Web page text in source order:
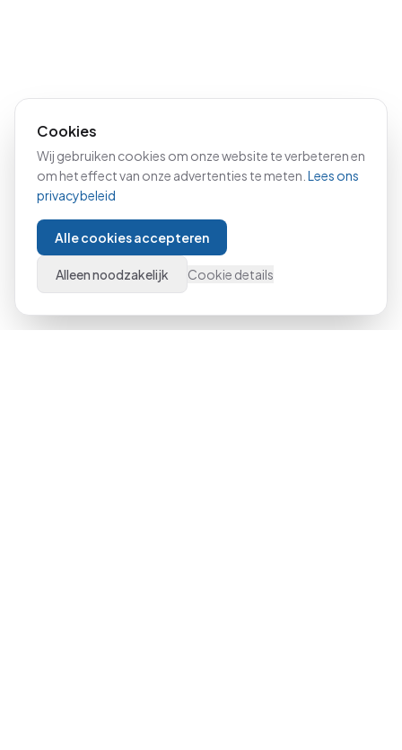
Cookies
Wij gebruiken cookies om onze website te verbeteren en
om het effect van onze advertenties te meten. Lees ons
privacybeleid
Alle cookies accepteren
Alleen noodzakelijk Cookie details